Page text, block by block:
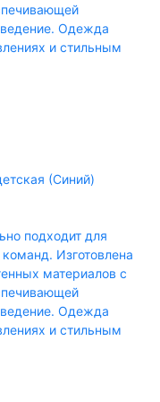
Одежда
и стильным
(Синий)
подходит для
Изготовлена
материалов с
Одежда
и стильным